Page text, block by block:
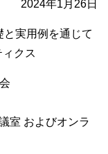
2024年1月26日
実用例を通じて
クス
室 およびオンラ